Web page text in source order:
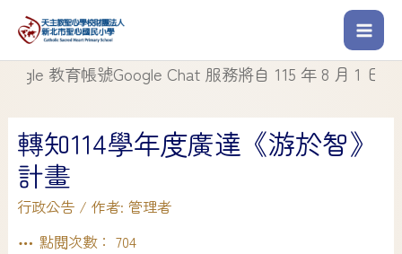
育帳號Google Chat 服務將自 115 年 8 月 1 日起停止
轉知114學年度廣達《游於智》
計畫
行政公告/ 作者: 管理者
點閱次數： 704